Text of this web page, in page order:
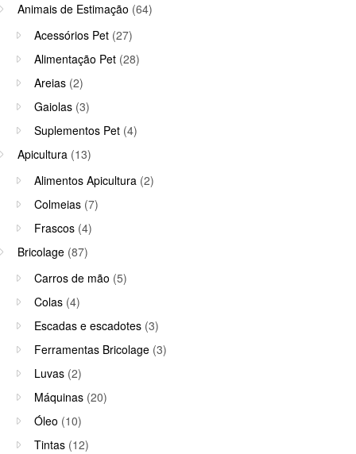
Animais de Estimação (64)
Acessórios Pet (27)
Alimentação Pet (28)
Areias (2)
Gaiolas (3)
Suplementos Pet (4)
Apicultura (13)
Alimentos Apicultura (2)
Colmeias (7)
Frascos (4)
Bricolage (87)
Carros de mão (5)
Colas (4)
Escadas e escadotes (3)
Ferramentas Bricolage (3)
Luvas (2)
Máquinas (20)
Óleo (10)
Tintas (12)